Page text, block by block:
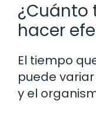
¿Cuánto
hacer
El tiempo
puede
y el